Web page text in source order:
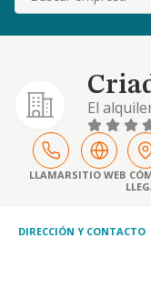
El
LLAMARSITIO WEB
DIRECCIÓN Y CONTACTO